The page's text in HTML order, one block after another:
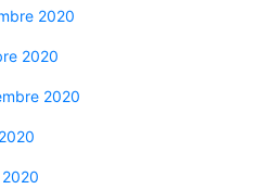
2020
2020
2020